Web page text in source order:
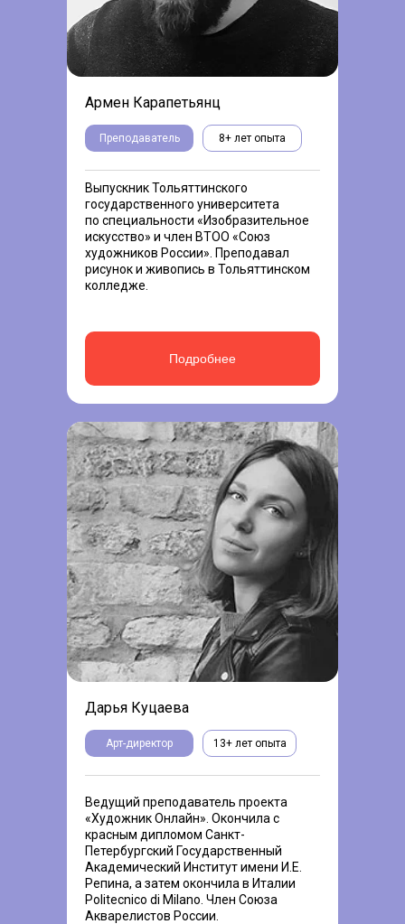
13+ лет опыта
Арт-директор
Дарья Куцаева
Ведущий преподаватель проекта
«Художник Онлайн». Окончила с
красным дипломом Санкт-
Петербургский Государственный
Академический Институт имени И.Е.
Репина, а затем окончила в Италии
Politecnico di Milano. Член Союза
Акварелистов России.
Подробнее
8+ лет опыта
Армен Карапетьянц
Преподаватель
Выпускник Тольяттинского
государственного университета
по специальности «Изобразительное
искусство» и член ВТОО «Союз
художников России». Преподавал
рисунок и живопись в Тольяттинском
колледже.